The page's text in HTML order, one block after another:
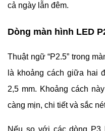
cả ngày lẫn đêm.
Dòng màn hình LED
Thuật ngữ “P2.5” trong
là khoảng cách giữa hai
2,5 mm. Khoảng cách
càng mịn, chi tiết và sắc